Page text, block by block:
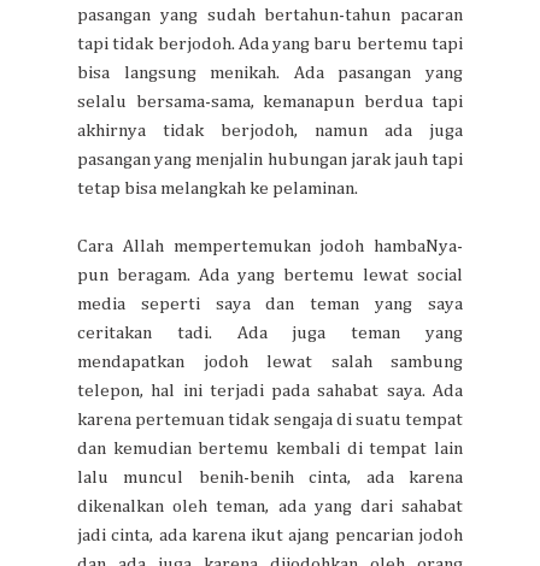
pasangan yang sudah bertahun-tahun pacaran
tapi tidak berjodoh. Ada yang baru bertemu tapi
bisa langsung menikah. Ada pasangan yang
selalu bersama-sama, kemanapun berdua tapi
akhirnya tidak berjodoh, namun ada juga
pasangan yang menjalin hubungan jarak jauh tapi
tetap bisa melangkah ke pelaminan.
Cara Allah mempertemukan jodoh hambaNya-
pun beragam. Ada yang bertemu lewat social
media seperti saya dan teman yang saya
ceritakan tadi. Ada juga teman yang
mendapatkan jodoh lewat salah sambung
telepon, hal ini terjadi pada sahabat saya. Ada
karena pertemuan tidak sengaja di suatu tempat
dan kemudian bertemu kembali di tempat lain
lalu muncul benih-benih cinta, ada karena
dikenalkan oleh teman, ada yang dari sahabat
jadi cinta, ada karena ikut ajang pencarian jodoh